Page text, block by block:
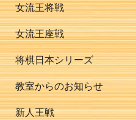
女流王将戦
女流王座戦
将棋日本シリーズ
教室からのお知らせ
新人王戦